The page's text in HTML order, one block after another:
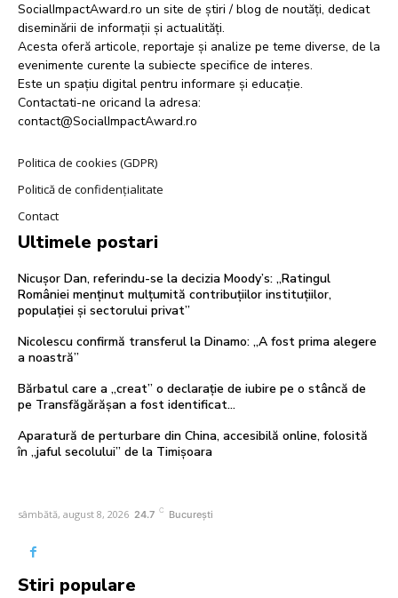
SocialImpactAward.ro un site de știri / blog de noutăți, dedicat
diseminării de informații și actualități.
Acesta oferă articole, reportaje și analize pe teme diverse, de la
evenimente curente la subiecte specifice de interes.
Este un spațiu digital pentru informare și educație.
Contactati-ne oricand la adresa:
contact@SocialImpactAward.ro
Politica de cookies (GDPR)
Politică de confidențialitate
Contact
Ultimele postari
Nicușor Dan, referindu-se la decizia Moody’s: „Ratingul
României menținut mulțumită contribuțiilor instituțiilor,
populației și sectorului privat”
Nicolescu confirmă transferul la Dinamo: „A fost prima alegere
a noastră”
Bărbatul care a „creat” o declarație de iubire pe o stâncă de
pe Transfăgărășan a fost identificat…
Aparatură de perturbare din China, accesibilă online, folosită
în „jaful secolului” de la Timișoara
sâmbătă, august 8, 2026 24.7 C București
Stiri populare